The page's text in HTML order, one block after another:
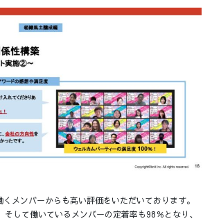
メンバーからも高い評価をいただいております。
して働いているメンバーの定着率も98％となり、